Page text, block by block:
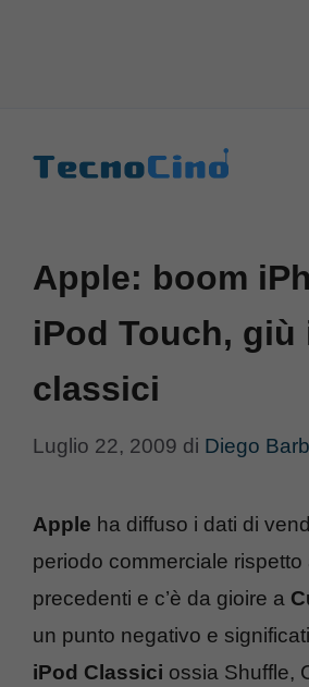
Apple: boom
iPod Touch, giù
classici
Luglio 22, 2009 di Diego
Apple ha diffuso i dati di
periodo commerciale rispetto
precedenti e c’è da gioire a
un punto negativo e
iPod Classici ossia Shuffle,